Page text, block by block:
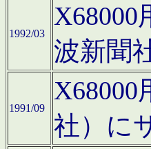
1992/03
波新聞
1991/09
社）に